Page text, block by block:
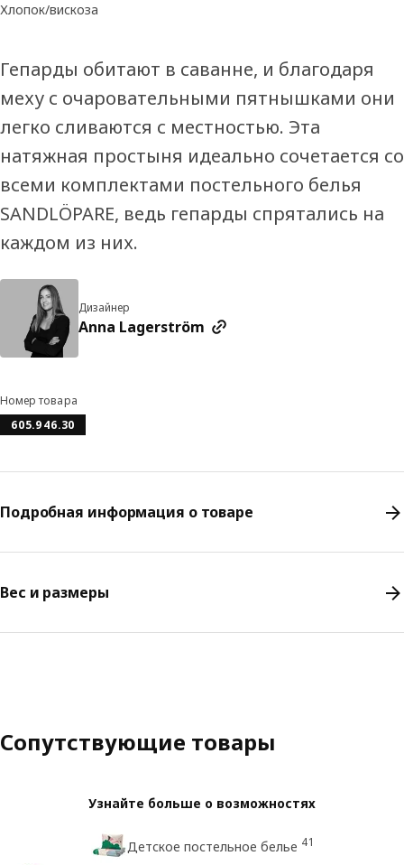
Хлопок/вискоза
Гепарды обитают в саванне, и благодаря
меху с очаровательными пятнышками они
легко сливаются с местностью. Эта
натяжная простыня идеально сочетается со
всеми комплектами постельного белья
SANDLÖPARE, ведь гепарды спрятались на
каждом из них.
Дизайнер
Anna Lagerström
Номер товара
605.946.30
Подробная информация о товаре
Вес и размеры
Сопутствующие товары
Узнайте больше о возможностях
Детское постельное белье 41